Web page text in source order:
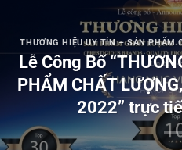
THƯƠNG HIỆU UY TÍN – SẢN PHẨM
Lễ Công Bố
PHẨM CHẤT
2022” trực